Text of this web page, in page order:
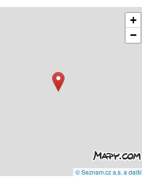
+
−
© Seznam.cz a.s. a další